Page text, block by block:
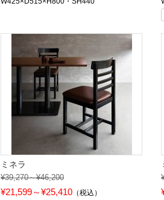
ミネラ
¥39,270～¥46,200
¥21,599～¥25,410 （税込）